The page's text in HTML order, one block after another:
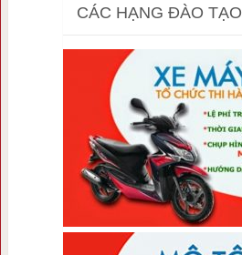
CÁC HẠNG ĐÀO TẠO